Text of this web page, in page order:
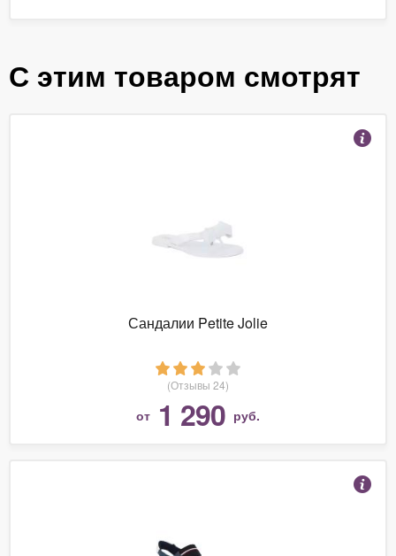
С этим товаром смотрят
Сандалии Petite Jolie
(Отзывы 24)
от 1 290 руб.